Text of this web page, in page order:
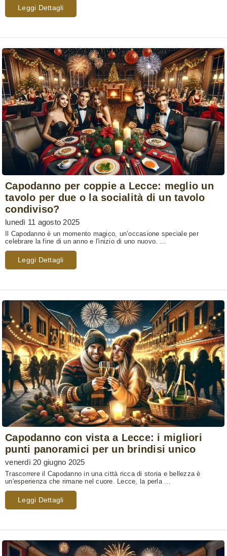
Leggi Dettagli
Capodanno per coppie a Lecce: meglio un
tavolo per due o la socialità di un tavolo
condiviso?
lunedì 11 agosto 2025
Il Capodanno è un momento magico, un’occasione speciale per
celebrare la fine di un anno e l'inizio di uno nuovo. ...
Leggi Dettagli
Capodanno con vista a Lecce: i migliori
punti panoramici per un brindisi unico
venerdì 20 giugno 2025
Trascorrere il Capodanno in una città ricca di storia e bellezza è
un'esperienza che rimane nel cuore. Lecce, la perla ...
Leggi Dettagli